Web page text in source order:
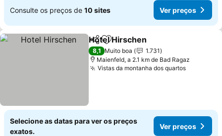
Consulte os preços de 10 sites Ver preços
PartilharAdicionar aos favoritos
Hotel Hirschen
8,1 Muito boa
1.731
Maienfeld, a 2.1 km de Bad Ragaz
Vistas da montanha dos quartosVer
Selecione as datas para ver os preços
exatos.
Ver preços